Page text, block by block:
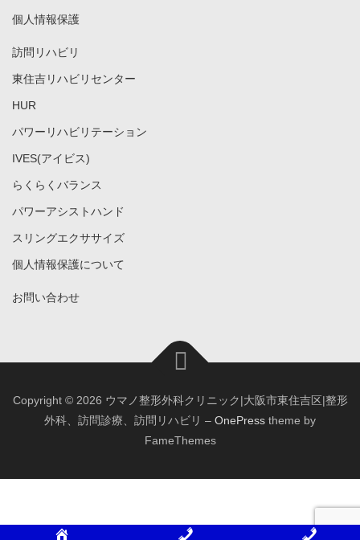
個人情報保護
訪問リハビリ
東住吉リハビリセンター
HUR
パワーリハビリテーション
IVES(アイビス)
らくらくバランス
パワーアシストハンド
スリングエクササイズ
個人情報保護について
お問い合わせ
Copyright © 2026 ウマノ整形外科クリニック|大阪市東住吉区|整形
外科、訪問診療、訪問リハビリ – OnePress theme by
FameThemes